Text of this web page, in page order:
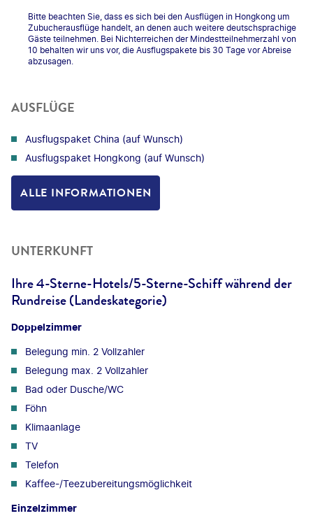
Bitte beachten Sie, dass es sich bei den Ausflügen in Hongkong um
Zubucherausflüge handelt, an denen auch weitere deutschsprachige
Gäste teilnehmen. Bei Nichterreichen der Mindestteilnehmerzahl von
10 behalten wir uns vor, die Ausflugspakete bis 30 Tage vor Abreise
abzusagen.
AUSFLÜGE
Ausflugspaket China (auf Wunsch)
Ausflugspaket Hongkong (auf Wunsch)
ALLE INFORMATIONEN
UNTERKUNFT
Ihre 4-Sterne-Hotels/5-Sterne-Schiff während der
Rundreise (Landeskategorie)
Doppelzimmer
Belegung min. 2 Vollzahler
Belegung max. 2 Vollzahler
Bad oder Dusche/WC
Föhn
Klimaanlage
TV
Telefon
Kaffee-/Teezubereitungsmöglichkeit
Einzelzimmer